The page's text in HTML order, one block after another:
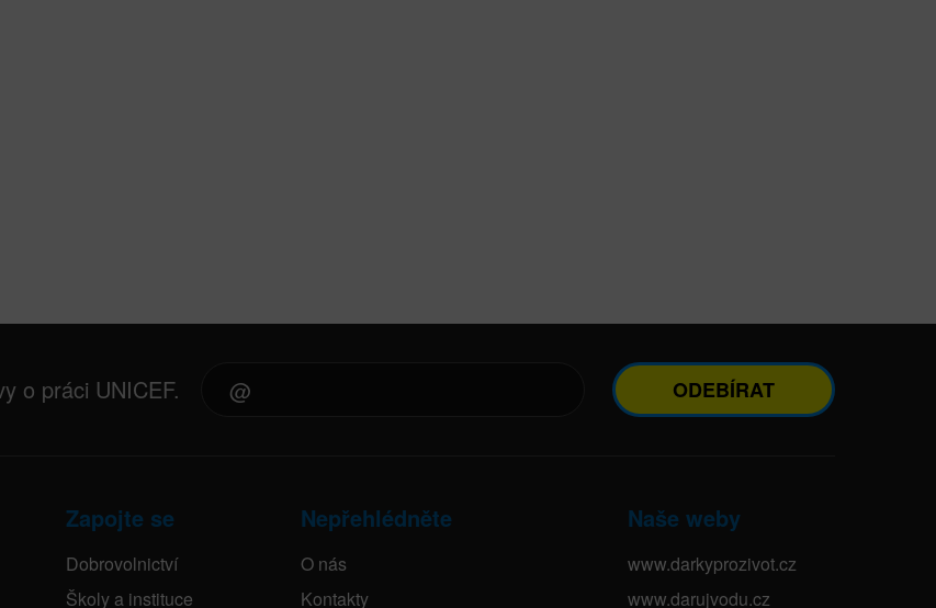
o práci UNICEF. ODEBÍRAT
Zapojte se
Dobrovolnictví
Školy a instituce
Nepřehlédněte
O nás
Kontakty
Naše weby
www.darkyprozivot.cz
www.darujvodu.cz